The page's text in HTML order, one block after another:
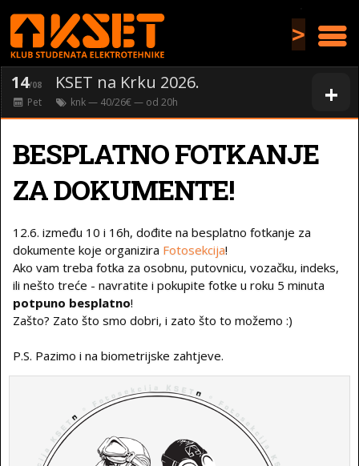
>
+
14/08 KSET na Krku 2026.
Pet knk— 40/26€ — od 20h
BESPLATNO FOTKANJE
ZA DOKUMENTE!
12.6. između 10 i 16h, dođite na besplatno fotkanje za
dokumente koje organizira Fotosekcija!
Ako vam treba fotka za osobnu, putovnicu, vozačku, indeks,
ili nešto treće - navratite i pokupite fotke u roku 5 minuta
potpuno besplatno!
Zašto? Zato što smo dobri, i zato što to možemo :)
P.S. Pazimo i na biometrijske zahtjeve.